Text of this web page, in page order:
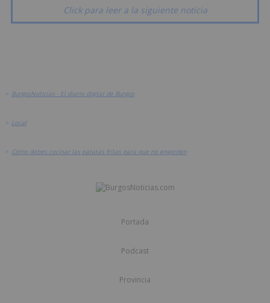
Click para leer a la siguiente noticia
> BurgosNoticias - El diario digital de Burgos
> Local
> Cómo debes cocinar las patatas fritas para que no engorden
Portada
Podcast
Provincia